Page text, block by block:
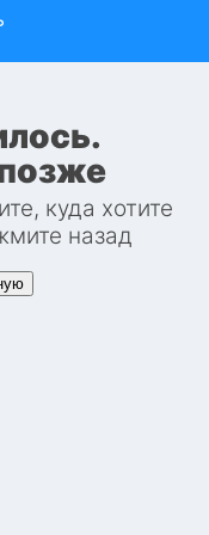
куда хотите
назад